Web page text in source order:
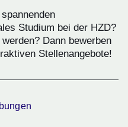
Studium bei der HZD?
Dann bewerben
Stellenangebote!